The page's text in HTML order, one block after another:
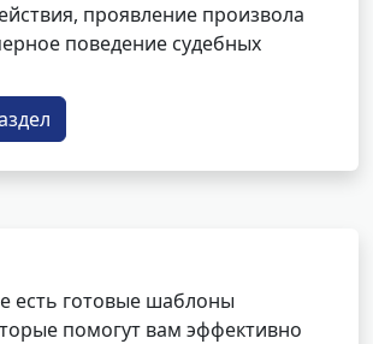
проявление произвола
поведение судебных
есть готовые шаблоны
помогут вам эффективно